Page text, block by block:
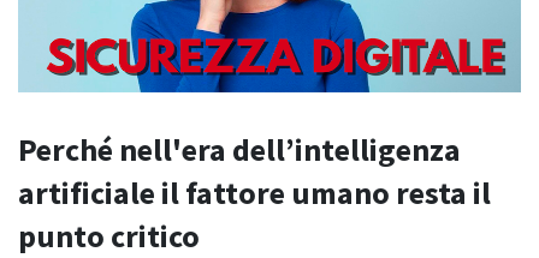
Perché nell'era dell’intelligenza
artificiale il fattore umano resta il
punto critico